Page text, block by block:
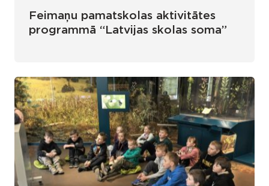
Feimaņu pamatskolas aktivitātes
programmā “Latvijas skolas soma”